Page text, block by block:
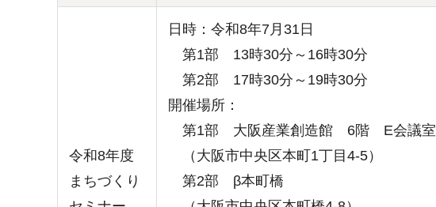
令和8年度
まちづくり
日時：令和8年7月31日
第1部 13時30分～16時30分
第2部 17時30分～19時30分
開催場所：
第1部 大阪産業創造館 6階 E会議室
（大阪市中央区本町1丁目4-5）
第2部 β本町橋